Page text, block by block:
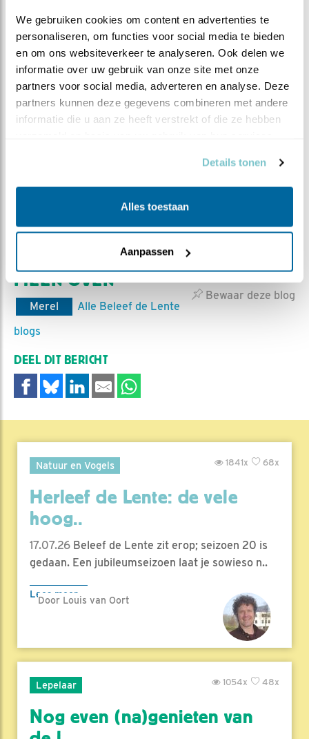
We gebruiken cookies om content en advertenties te
personaliseren, om functies voor social media te bieden
en om ons websiteverkeer te analyseren. Ook delen we
informatie over uw gebruik van onze site met onze
partners voor social media, adverteren en analyse. Deze
partners kunnen deze gegevens combineren met andere
informatie die u aan ze heeft verstrekt of die ze hebben
Details tonen
Alles toestaan
Aanpassen
Hier zijn de kleine pinnetjes waar de veren uit gaan komen,
de bloedspoelen, al goed te zien.
Bewaar deze blog
MEER OVER
Merel
Alle Beleef de Lente
blogs
DEEL DIT BERICHT
Natuur en Vogels 68x
1841x
Herleef de Lente: de vele
hoog..
17.07.26 Beleef de Lente zit erop; seizoen 20 is
gedaan. Een jubileumseizoen laat je sowieso n..
Lees meer
Door Louis van Oort
Lepelaar 48x
1054x
Nog even (na)genieten van